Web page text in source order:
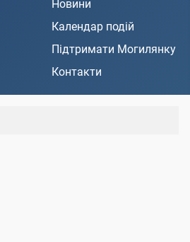
Новини
Календар подій
Підтримати Могилянку
Контакти